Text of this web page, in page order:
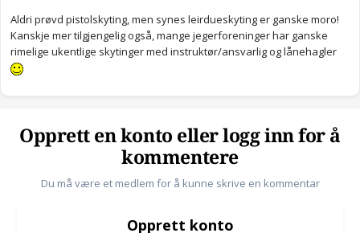
Aldri prøvd pistolskyting, men synes leirdueskyting er ganske moro!
Kanskje mer tilgjengelig også, mange jegerforeninger har ganske
rimelige ukentlige skytinger med instruktør/ansvarlig og lånehagler
Opprett en konto eller logg inn for å
kommentere
Du må være et medlem for å kunne skrive en kommentar
Opprett konto